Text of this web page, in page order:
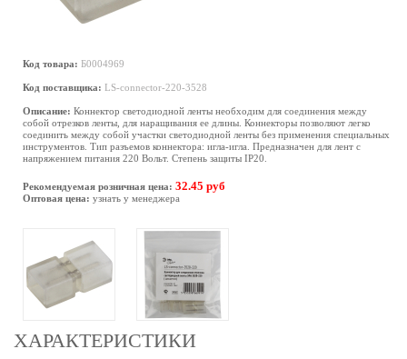
Код товара: Б0004969
Код поставщика: LS-connector-220-3528
Описание: Коннектор светодиодной ленты необходим для соединения между
собой отрезков ленты, для наращивания ее длины. Коннекторы позволяют легко
соединить между собой участки светодиодной ленты без применения специальных
инструментов. Тип разъемов коннектора: игла-игла. Предназначен для лент с
напряжением питания 220 Вольт. Степень защиты IP20.
Рекомендуемая розничная цена: 32.45 руб
Оптовая цена: узнать у менеджера
ХАРАКТЕРИСТИКИ